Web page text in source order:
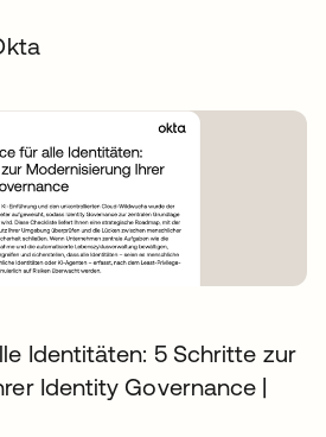
Identitäten: 5 Schritte zur
Identity Governance |